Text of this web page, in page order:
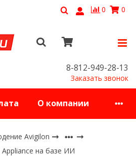
0 0
8-812-949-28-13
Заказать звонок
О компании
Avigilon
Appliance на базе ИИ